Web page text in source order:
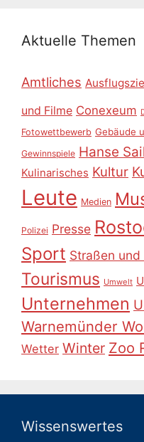
Aktuelle Themen
Amtliches
und Filme Conexeum
Fotowettbewerb Gebäude
Gewinnspiele Hanse Sail
Kulinarisches Kultur
Leute Medien
Polizei Presse
Sport Straßen und
Tourismus Umwelt
Unternehmen
Warnemünder
Wetter Winter Zoo
Wissenswertes